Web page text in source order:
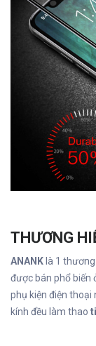
THƯƠNG
ANANK là 1
được bán phổ biến
phụ kiện điện thoại
kính đều làm thao